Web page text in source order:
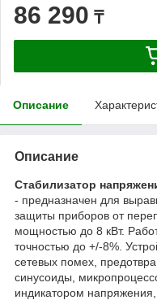
86 290 ₸
Описание
Описание
Стабилизатор
- предназначен для
защиты приборов от
мощностью до 8 кВт.
точностью до +/-8%.
сетевых помех,
синусоиды,
индикатором